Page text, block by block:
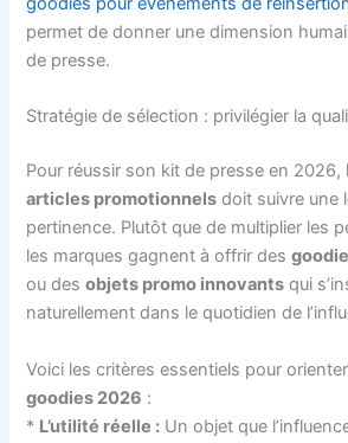
permet de donner une dimension
de presse.
Stratégie de sélection : privilégier la
Pour réussir son kit de presse en 2026,
articles promotionnels doit suivre une
pertinence. Plutôt que de multiplier les
les marques gagnent à offrir des
ou desobjets promo innovants qui
naturellement dans le quotidien de
Voici les critères essentiels pour
goodies 2026 :
* L’utilité réelle : Un objet que